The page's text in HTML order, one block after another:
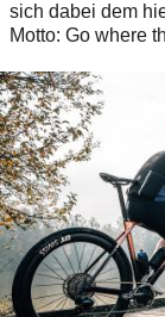
sich dabei dem
Motto: Go where